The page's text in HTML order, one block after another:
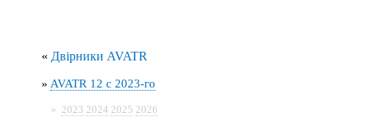
« Двірники AVATR
» AVATR 12 с 2023-го
» 2023 2024 2025 2026